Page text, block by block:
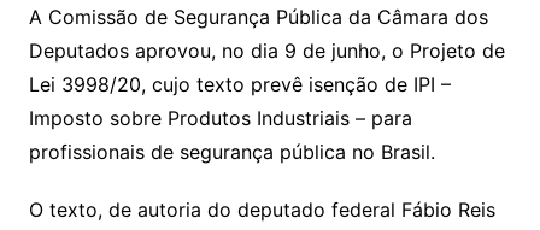
A Comissão de Segurança Pública da Câmara dos
Deputados aprovou, no dia 9 de junho, o Projeto de
Lei 3998/20, cujo texto prevê isenção de IPI –
Imposto sobre Produtos Industriais – para
profissionais de segurança pública no Brasil.
O texto, de autoria do deputado federal Fábio Reis